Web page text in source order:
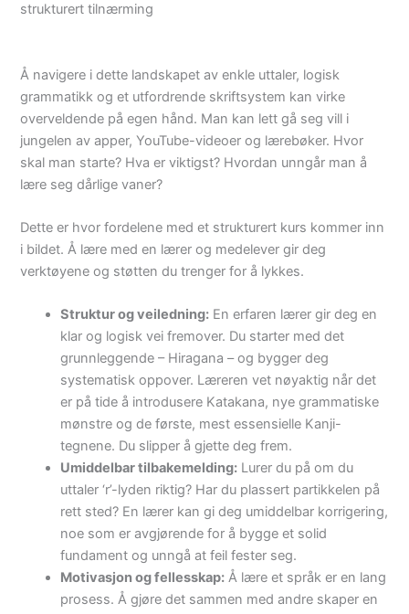
strukturert tilnærming
Å navigere i dette landskapet av enkle uttaler, logisk
grammatikk og et utfordrende skriftsystem kan virke
overveldende på egen hånd. Man kan lett gå seg vill i
jungelen av apper, YouTube-videoer og lærebøker. Hvor
skal man starte? Hva er viktigst? Hvordan unngår man å
lære seg dårlige vaner?
Dette er hvor fordelene med et strukturert kurs kommer inn
i bildet. Å lære med en lærer og medelever gir deg
verktøyene og støtten du trenger for å lykkes.
Struktur og veiledning: En erfaren lærer gir deg en
klar og logisk vei fremover. Du starter med det
grunnleggende – Hiragana – og bygger deg
systematisk oppover. Læreren vet nøyaktig når det
er på tide å introdusere Katakana, nye grammatiske
mønstre og de første, mest essensielle Kanji-
tegnene. Du slipper å gjette deg frem.
Umiddelbar tilbakemelding: Lurer du på om du
uttaler ‘r’-lyden riktig? Har du plassert partikkelen på
rett sted? En lærer kan gi deg umiddelbar korrigering,
noe som er avgjørende for å bygge et solid
fundament og unngå at feil fester seg.
Motivasjon og fellesskap: Å lære et språk er en lang
prosess. Å gjøre det sammen med andre skaper en